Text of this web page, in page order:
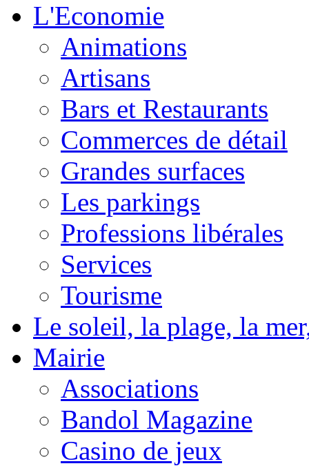
L'Economie
Animations
Artisans
Bars et Restaurants
Commerces de détail
Grandes surfaces
Les parkings
Professions libérales
Services
Tourisme
Le soleil, la plage, la
Mairie
Associations
Bandol Magazine
Casino de jeux